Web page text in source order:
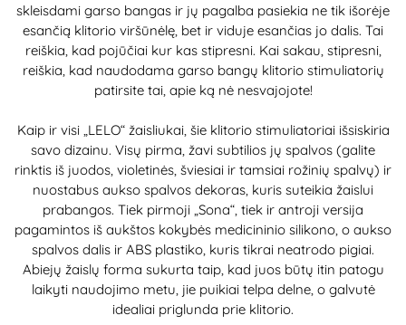
skleisdami garso bangas ir jų pagalba pasiekia ne tik išorėje
esančią klitorio viršūnėlę, bet ir viduje esančias jo dalis. Tai
reiškia, kad pojūčiai kur kas stipresni. Kai sakau, stipresni,
reiškia, kad naudodama garso bangų klitorio stimuliatorių
patirsite tai, apie ką nė nesvajojote!
Kaip ir visi „LELO“ žaisliukai, šie klitorio stimuliatoriai išsiskiria
savo dizainu. Visų pirma, žavi subtilios jų spalvos (galite
rinktis iš juodos, violetinės, šviesiai ir tamsiai rožinių spalvų) ir
nuostabus aukso spalvos dekoras, kuris suteikia žaislui
prabangos. Tiek pirmoji „Sona“, tiek ir antroji versija
pagamintos iš aukštos kokybės medicininio silikono, o aukso
spalvos dalis ir ABS plastiko, kuris tikrai neatrodo pigiai.
Abiejų žaislų forma sukurta taip, kad juos būtų itin patogu
laikyti naudojimo metu, jie puikiai telpa delne, o galvutė
idealiai priglunda prie klitorio.